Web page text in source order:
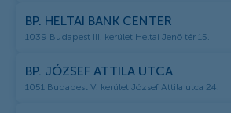
BP. HELTAI BANK CENTER
1039 Budapest III. kerület Heltai Jenő tér 15.
BP. JÓZSEF ATTILA UTCA
1051 Budapest V. kerület József Attila utca 24.